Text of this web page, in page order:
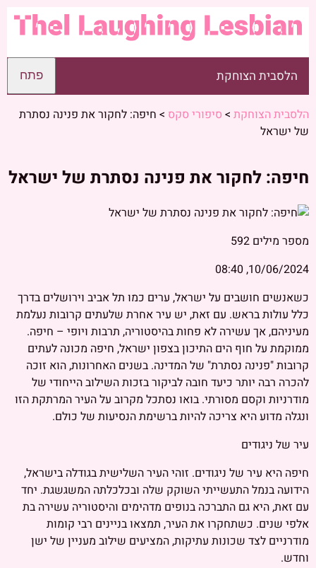
הלסבית הצוחקת פתח
הלסבית הצוחקת > סיפורי סקס > חיפה: לחקור את פנינה נסתרת
של ישראל
חיפה: לחקור את פנינה נסתרת של ישראל
מספר מילים 592
10/06/2024, 08:40
כשאנשים חושבים על ישראל, ערים כמו תל אביב וירושלים בדרך
כלל עולות בראש. עם זאת, יש עיר אחרת שלעתים קרובות נעלמת
מעיניהם, אך עשירה לא פחות בהיסטוריה, תרבות ויופי – חיפה.
ממוקמת על חוף הים התיכון בצפון ישראל, חיפה מכונה לעתים
קרובות "פנינה נסתרת" של המדינה. בשנים האחרונות, הוא זוכה
להכרה רבה יותר כיעד חובה לביקור בזכות השילוב הייחודי של
מודרניות וקסם מסורתי. בואו נסתכל מקרוב על העיר המרתקת הזו
ונגלה מדוע היא צריכה להיות ברשימת הנסיעות של כולם.
עיר של ניגודים
חיפה היא עיר של ניגודים. זוהי העיר השלישית בגודלה בישראל,
הידועה בנמל התעשייתי השוקק שלה ובכלכלתה המשגשגת. יחד
עם זאת, היא גם התברכה בנופים מדהימים והיסטוריה עשירה בת
אלפי שנים. כשתחקרו את העיר, תמצאו בניינים רבי קומות
מודרניים לצד שכונות עתיקות, המציעים שילוב מעניין של ישן
וחדש.